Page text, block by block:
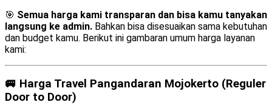
🎯 Semua harga kami transparan dan bisa kamu tanyakan
langsung ke admin. Bahkan bisa disesuaikan sama kebutuhan
dan budget kamu. Berikut ini gambaran umum harga layanan
kami:
🚐 Harga Travel Pangandaran Mojokerto (Reguler
Door to Door)